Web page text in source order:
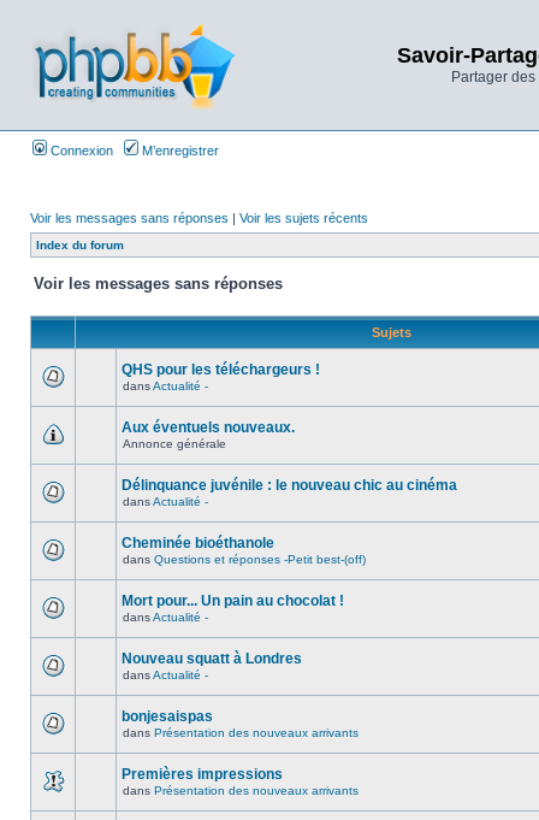
Savoir-
Partager
Connexion M’enregistrer
Voir les messages sans réponses | Voir les sujets récents
Index du forum
Voir les messages sans réponses
Sujets
QHS pour les téléchargeurs !
dansActualité -
Aux éventuels nouveaux.
Annonce générale
Délinquance juvénile : le nouveau chic au cinéma
dansActualité -
Cheminée bioéthanole
dans Questions et réponses -Petit best-(off)
Mort pour... Un pain au chocolat !
dansActualité -
Nouveau squatt à Londres
dansActualité -
bonjesaispas
dans Présentation des nouveaux arrivants
Premières impressions
dans Présentation des nouveaux arrivants